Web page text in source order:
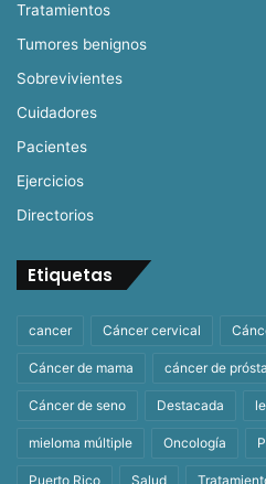
Tratamientos
Tumores benignos
Sobrevivientes
Cuidadores
Pacientes
Ejercicios
Directorios
Etiquetas
cancer Cáncer cervical
Cáncer de mama cáncer de
Cáncer de seno Destacada
mieloma múltiple Oncología
Puerto Rico Salud